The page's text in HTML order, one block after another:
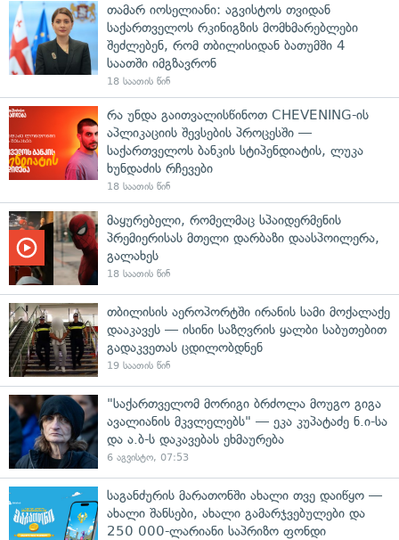
თამარ იოსელიანი: აგვისტოს თვიდან
საქართველოს რკინიგზის მომხმარებლები
შეძლებენ, რომ თბილისიდან ბათუმში 4
საათში იმგზავრონ
18 საათის წინ
რა უნდა გაითვალისწინოთ CHEVENING-ის
აპლიკაციის შევსების პროცესში —
საქართველოს ბანკის სტიპენდიატის, ლუკა
ხუნდაძის რჩევები
18 საათის წინ
მაყურებელი, რომელმაც სპაიდერმენის
პრემიერისას მთელი დარბაზი დაასპოილერა,
გალახეს
18 საათის წინ
თბილისის აეროპორტში ირანის სამი მოქალაქე
დააკავეს — ისინი საზღვრის ყალბი საბუთებით
გადაკვეთას ცდილობდნენ
19 საათის წინ
"საქართველომ მორიგი ბრძოლა მოუგო გიგა
ავალიანის მკვლელებს" — ეკა კუპატაძე ნ.ი-სა
და ა.ბ-ს დაკავებას ეხმაურება
6 აგვისტო, 07:53
საგანძურის მარათონში ახალი თვე დაიწყო —
ახალი შანსები, ახალი გამარჯვებულები და
250 000-ლარიანი საპრიზო ფონდი